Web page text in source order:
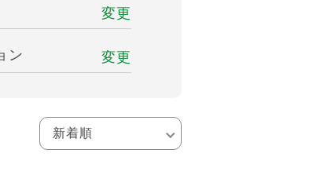
変更
ン 変更